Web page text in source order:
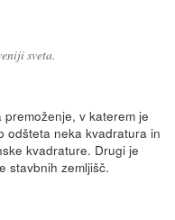
sveta.
v katerem je
odšteta neka kvadratura in
kvadrature. Drugi je
stavbnih zemljišč.